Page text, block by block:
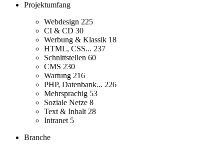
Projektumfang
Webdesign 225
CI & CD 30
Werbung & Klassik 18
HTML, CSS... 237
Schnittstellen 60
CMS 230
Wartung 216
PHP, Datenbank... 226
Mehrsprachig 53
Soziale Netze 8
Text & Inhalt 28
Intranet 5
Branche